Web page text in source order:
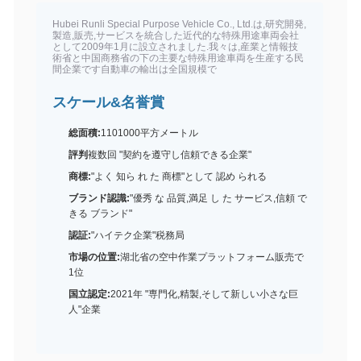
Hubei Runli Special Purpose Vehicle Co., Ltd.は,研究開発,
製造,販売,サービスを統合した近代的な特殊用途車両会社
として2009年1月に設立されました.我々は,産業と情報技
術省と中国商務省の下の主要な特殊用途車両を生産する民
間企業です自動車の輸出は全国規模で
スケール&名誉賞
総面積:1101000平方メートル
評判複数回 "契約を遵守し信頼できる企業"
商標:"よく 知ら れ た 商標"として 認め られる
ブランド認識:"優秀 な 品質,満足 し た サービス,信頼 で
きる ブランド"
認証:"ハイテク企業"税務局
市場の位置:湖北省の空中作業プラットフォーム販売で
1位
国立認定:2021年 "専門化,精製,そして新しい小さな巨
人"企業